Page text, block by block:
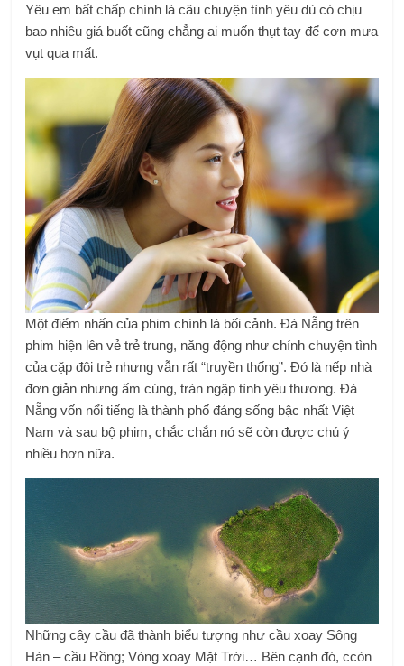
Yêu em bất chấp chính là câu chuyện tình yêu dù có chịu
bao nhiêu giá buốt cũng chẳng ai muốn thụt tay để cơn mưa
vụt qua mất.
Một điểm nhấn của phim chính là bối cảnh. Đà Nẵng trên
phim hiện lên vẻ trẻ trung, năng động như chính chuyện tình
của cặp đôi trẻ nhưng vẫn rất “truyền thống”. Đó là nếp nhà
đơn giản nhưng ấm cúng, tràn ngập tình yêu thương. Đà
Nẵng vốn nổi tiếng là thành phố đáng sống bậc nhất Việt
Nam và sau bộ phim, chắc chắn nó sẽ còn được chú ý
nhiều hơn nữa.
Những cây cầu đã thành biểu tượng như cầu xoay Sông
Hàn – cầu Rồng; Vòng xoay Mặt Trời… Bên cạnh đó, ccòn